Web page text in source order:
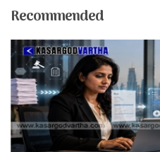
Recommended